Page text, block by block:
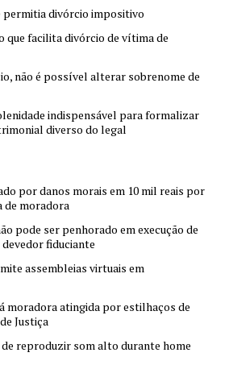
permitia divórcio impositivo
que facilita divórcio de vítima de
não é possível alterar sobrenome de
indispensável para formalizar
diverso do legal
por danos morais em 10 mil reais por
de moradora
pode ser penhorado em execução de
fiduciante
assembleias virtuais em
moradora atingida por estilhaços de
Justiça
reproduzir som alto durante home